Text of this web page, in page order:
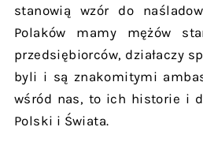
stanowią wzór do
Polaków mamy mężów
przedsiębiorców, działaczy
byli i są znakomitymi
wśród nas, to ich historie i
Polski i Świata.